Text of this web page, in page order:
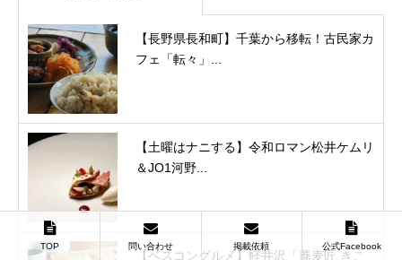
【長野県長和町】千葉から移転！古民家カ
フェ「転々」...
【土曜はナニする】令和ロマン松井ケムリ
＆JO1河野...
【ベスコングルメ】軽井沢「蕎麦匠 きこ
TOP 問い合わせ 掲載依頼 公式Facebook